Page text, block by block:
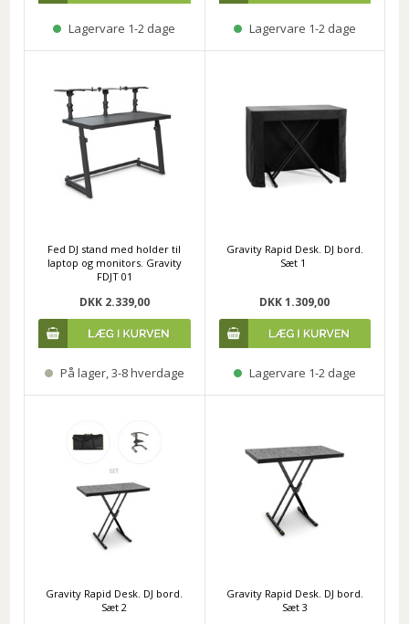
Lagervare 1-2 dage Lagervare 1-2 dage
Fed DJ stand med holder til
laptop og monitors. Gravity
FDJT 01
DKK 2.339,00
På lager, 3-8 hverdage
Gravity Rapid Desk. DJ bord.
Sæt 1
DKK 1.309,00
Lagervare 1-2 dage
Gravity Rapid Desk. DJ bord.
Sæt 2
Gravity Rapid Desk. DJ bord.
Sæt 3